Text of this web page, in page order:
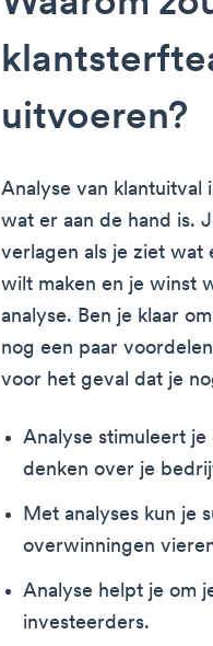
uitvoeren?
Analyse van klantuitval
wat er aan de hand is.
verlagen als je ziet wat
wilt maken en je winst
analyse. Ben je klaar
nog een paar
voor het geval dat je
Analyse stimuleert
denken over je
Met analyses kun je
overwinningen
Analyse helpt je om
investeerders.